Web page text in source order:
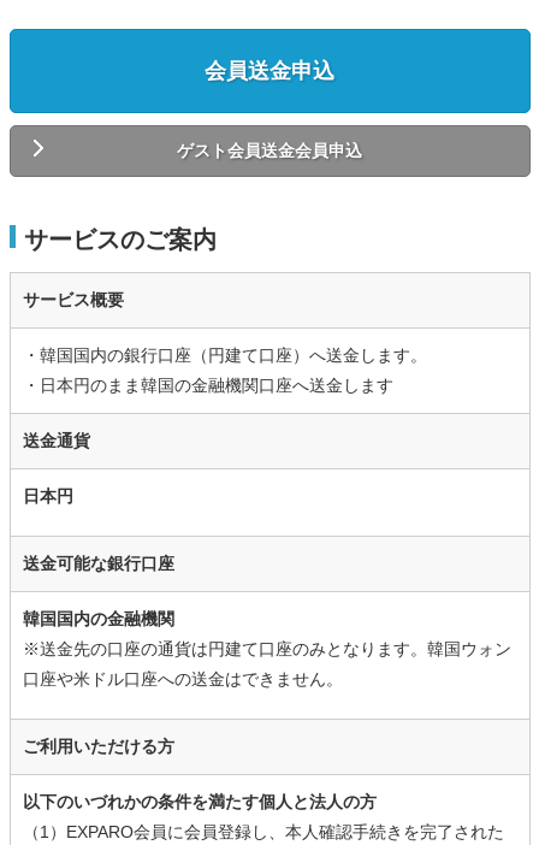
会員送金申込
ゲスト会員送金会員申込
サービスのご案内
サービス概要
・韓国国内の銀行口座（円建て口座）へ送金します。
・日本円のまま韓国の金融機関口座へ送金します
送金通貨
日本円
送金可能な銀行口座
韓国国内の金融機関
※送金先の口座の通貨は円建て口座のみとなります。韓国ウォン
口座や米ドル口座への送金はできません。
ご利用いただける方
以下のいづれかの条件を満たす個人と法人の方
（1）EXPARO会員に会員登録し、本人確認手続きを完了された